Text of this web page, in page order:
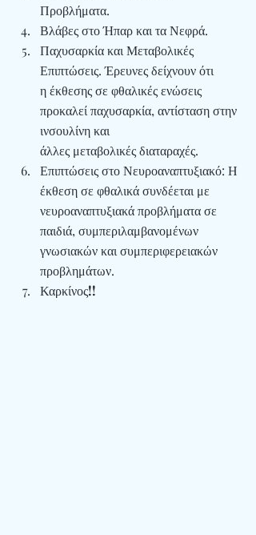
Προβλήματα.
Βλάβες στο Ήπαρ και τα Νεφρά.
Παχυσαρκία και Μεταβολικές
Επιπτώσεις. Έρευνες δείχνουν ότι
η έκθεσης σε φθαλικές ενώσεις
προκαλεί παχυσαρκία, αντίσταση στην
ινσουλίνη και
άλλες μεταβολικές διαταραχές.
Επιπτώσεις στο Νευροαναπτυξιακό: Η
έκθεση σε φθαλικά συνδέεται με
νευροαναπτυξιακά προβλήματα σε
παιδιά, συμπεριλαμβανομένων
γνωσιακών και συμπεριφερειακών
προβλημάτων.
Καρκίνος!!